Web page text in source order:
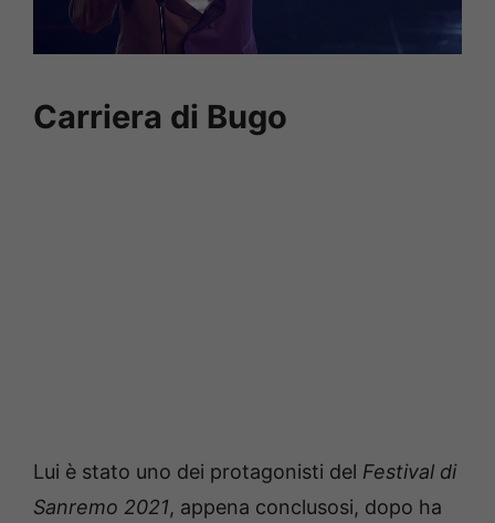
Carriera di Bugo
Lui è stato uno dei protagonisti del Festival di
Sanremo 2021, appena conclusosi, dopo ha